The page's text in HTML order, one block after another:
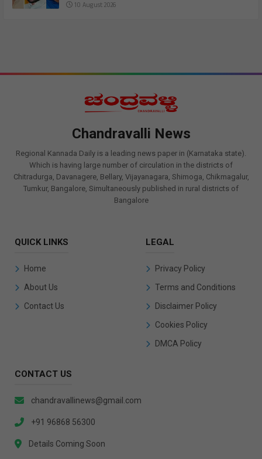
10 August 2026
Chandravalli News
Regional Kannada Daily is a leading news paper in (Karnataka state).
Which is having large number of circulation in the districts of
Chitradurga, Davanagere, Bellary, Vijayanagara, Shimoga, Chikmagalur,
Tumkur, Bangalore, Simultaneously published in rural districts of
Bangalore
QUICK LINKS
Home
About Us
Contact Us
LEGAL
Privacy Policy
Terms and Conditions
Disclaimer Policy
Cookies Policy
DMCA Policy
CONTACT US
chandravallinews@gmail.com
+91 96868 56300
Details Coming Soon